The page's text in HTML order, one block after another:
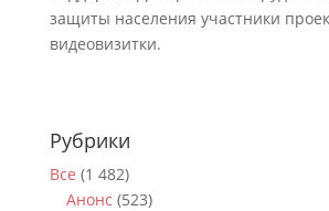
защиты населения участники
видеовизитки.
Рубрики
Все (1 482)
Анонс (523)